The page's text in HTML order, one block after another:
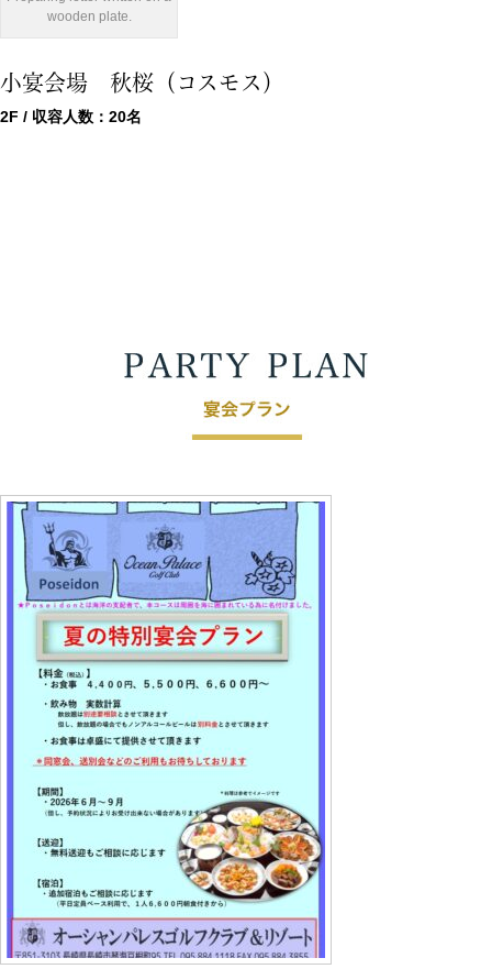
wooden plate.
小宴会場 秋桜（コスモス）
2F / 収容人数：20名